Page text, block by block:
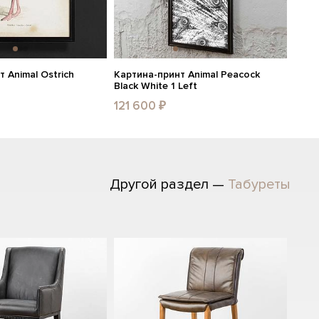
Animal Ostrich
Картина-принт Animal Peacock
Black White 1 Left
121 600 ₽
Другой раздел — Табуреты